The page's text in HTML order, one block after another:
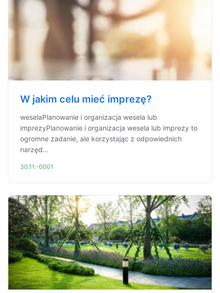
W jakim celu mieć imprezę?
weselaPlanowanie i organizacja wesela lub
imprezyPlanowanie i organizacja wesela lub imprezy to
ogromne zadanie, ale korzystając z odpowiednich
narzęd...
30.11.-0001